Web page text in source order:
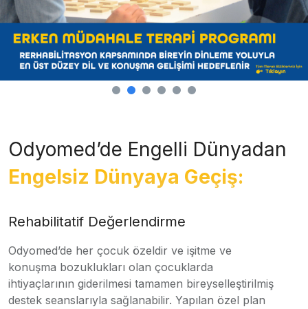
Odyomed’de Engelli Dünyadan
Engelsiz Dünyaya Geçiş:
Rehabilitatif Değerlendirme
Odyomed’de her çocuk özeldir ve işitme ve
konuşma bozuklukları olan çocuklarda
ihtiyaçlarının giderilmesi tamamen bireyselleştirilmiş
destek seanslarıyla sağlanabilir. Yapılan özel plan